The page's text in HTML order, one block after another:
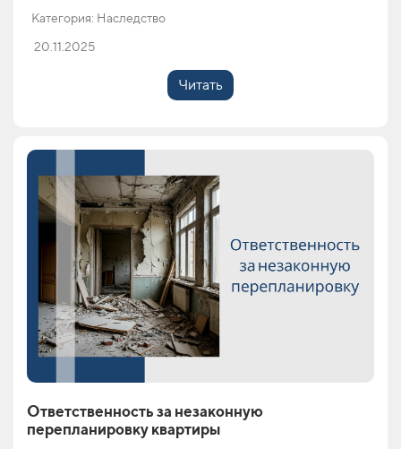
Категория: Наследство
20.11.2025
Читать
Ответственность за незаконную
перепланировку квартиры